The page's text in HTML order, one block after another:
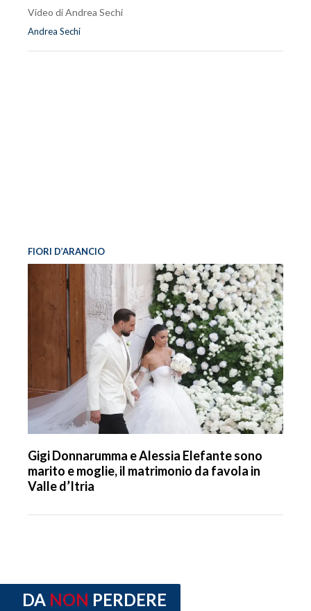
Video di Andrea Sechi
Andrea Sechi
FIORI D’ARANCIO
Gigi Donnarumma e Alessia Elefante sono
marito e moglie, il matrimonio da favola in
Valle d’Itria
DA NON PERDERE